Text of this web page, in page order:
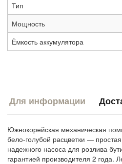
Тип
Мощность
Ёмкость аккумулятора
Для информации
Южнокорейская механическая
бело-голубой расцветки —
надежного насоса для розлива
гарантией производителя 2 года.